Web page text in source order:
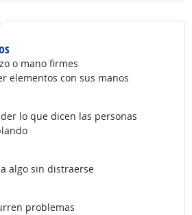
o mano firmes
elementos con sus manos
lo que dicen las personas
algo sin distraerse
problemas